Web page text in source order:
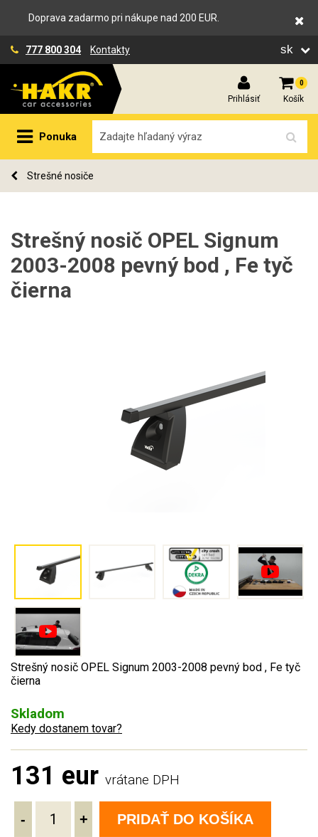
Doprava zadarmo pri nákupe nad 200 EUR.
777 800 304 Kontakty sk
Prihlásiť
0
Košík
Ponuka
Strešné nosiče
Strešný nosič OPEL Signum
2003-2008 pevný bod , Fe tyč
čierna
Strešný nosič OPEL Signum 2003-2008 pevný bod , Fe tyč
čierna
Skladom
Kedy dostanem tovar?
131 eur vrátane DPH
- + PRIDAŤ DO KOŠÍKA